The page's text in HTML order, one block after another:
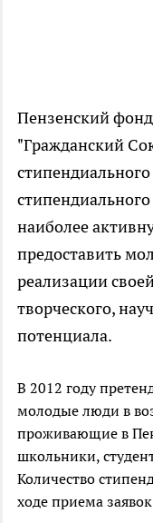
Пензенский
"Гражданский
наиболее
предоставить
реализации
творческого,
потенциала.
В 2012 году
молодые люди в
проживающие в
школьники,
Количество
ходе приема